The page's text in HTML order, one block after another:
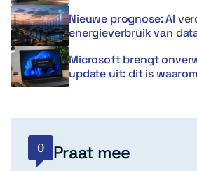
Nieuwe prognose: AI
energieverbruik van
Microsoft brengt
update uit: dit is waarom
0 Praat mee